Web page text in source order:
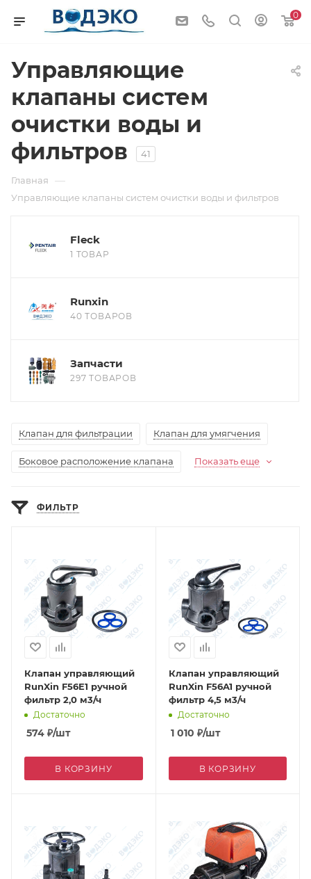
0
Управляющие
клапаны систем
очистки воды и
фильтров
41
Главная —
Управляющие клапаны систем очистки воды и фильтров
Fleck
1 ТОВАР
Runxin
40 ТОВАРОВ
Запчасти
297 ТОВАРОВ
Клапан для фильтрации Клапан для умягчения
Боковое расположение клапана Показать еще
ФИЛЬТР
Клапан управляющий
RunXin F56E1 ручной
фильтр 2,0 м3/ч
Достаточно
574 ₽/шт
В КОРЗИНУ
Клапан управляющий
RunXin F56A1 ручной
фильтр 4,5 м3/ч
Достаточно
1 010 ₽/шт
В КОРЗИНУ